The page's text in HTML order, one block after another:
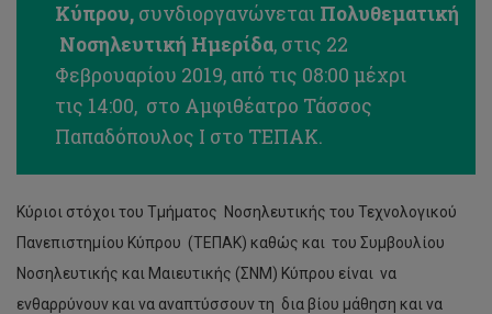
Κύπρου, συνδιοργανώνεται Πολυθεματική
Νοσηλευτική Ημερίδα, στις 22
Φεβρουαρίου 2019, από τις 08:00 μέχρι
τις 14:00, στο Αμφιθέατρο Τάσσος
Παπαδόπουλος Ι στο ΤΕΠΑΚ.
Κύριοι στόχοι του Τμήματος Νοσηλευτικής του Τεχνολογικού
Πανεπιστημίου Κύπρου (ΤΕΠΑΚ) καθώς και του Συμβουλίου
Νοσηλευτικής και Μαιευτικής (ΣΝΜ) Κύπρου είναι να
ενθαρρύνουν και να αναπτύσσουν τη δια βίου μάθηση και να